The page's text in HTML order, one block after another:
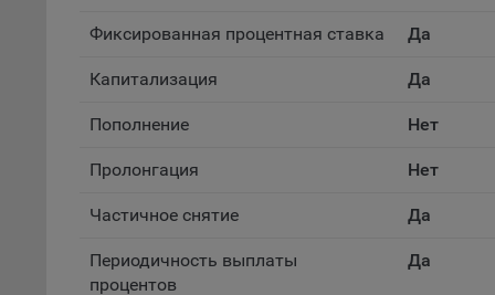
На
Фиксированная процентная ставка Да
Капитализация Да
Пополнение Нет
Пролонгация Нет
Частичное снятие Да
Периодичность выплаты
процентов
Да